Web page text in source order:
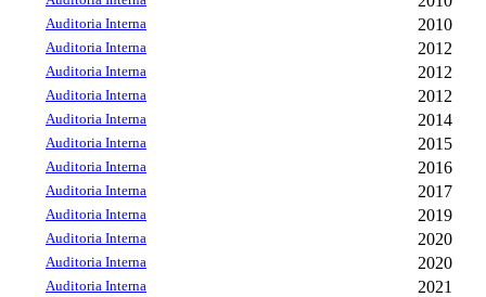
Auditoria Interna 2010
Auditoria Interna 2012
Auditoria Interna 2012
Auditoria Interna 2012
Auditoria Interna 2014
Auditoria Interna 2015
Auditoria Interna 2016
Auditoria Interna 2017
Auditoria Interna 2019
Auditoria Interna 2020
Auditoria Interna 2020
Auditoria Interna 2021